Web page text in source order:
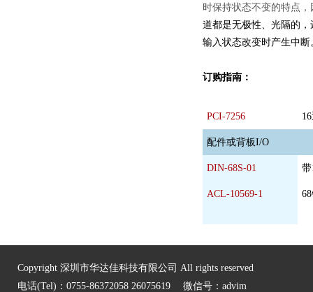
时保持状态不变的特点
道都是无极性、光隔的，
输入状态改变时产生中断
订购指南：
PCI-7256
配件或背板I/O
DIN-68S-01
ACL-10569-1
Copyright 深圳市华达佳科技有限公司 All rights reserved
电话(Tel)：0755-86372058 26075619 微信号：advim